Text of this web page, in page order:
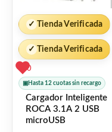
✓ Tienda Verificada
✓ Tienda Verificada
0
▣ Hasta 12 cuotas sin recargo
Cargador Inteligente
ROCA 3.1A 2 USB
microUSB